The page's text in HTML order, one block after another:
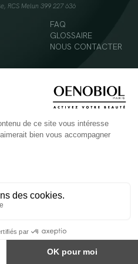
RCS Melun 399 227 636
FAQ
GLOSSAIRE
NOUS CONTACTER
CINQ FRUITS ET LÉGUMES PAR JOUR -
dans le cadre d'un mode de vie sain et
régimes alimentaire varié et équilibré.